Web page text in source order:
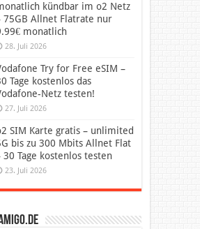
kündbar im o2 Netz
75GB Allnet Flatrate nur
monatlich
28. Juli 2026
Try for Free eSIM –
Tage kostenlos das
Netz testen!
27. Juli 2026
SIM Karte gratis – unlimited
bis zu 300 Mbits Allnet Flat
30 Tage kostenlos testen
23. Juli 2026